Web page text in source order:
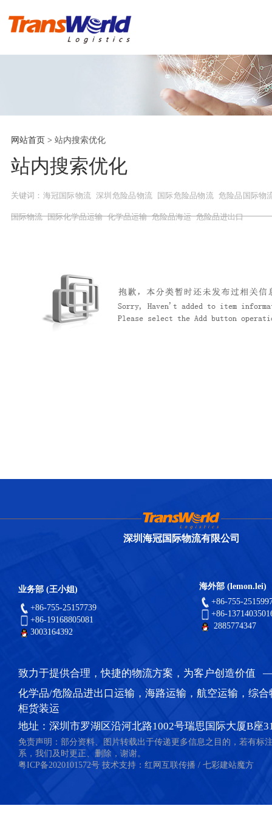
首 页
危险品物流
进出口报关
新闻资讯
联系我们
网站首页 > 站内搜索优化
站内搜索优化
关键词： 海冠国际物流 深圳危险品物流 国际危险品物流 危险品国际物
国际物流 国际化学品运输 化学品运输 危险品海运 危险品进出口
深圳海冠国际物流有限公司
海外部 (lemon.lei)
+86-755-
+86-
2885774347
业务部 (王小姐)
+86-755-25157739
+86-19168805081
3003164392
致力于提供合理，快捷的物流方案，为客户创造
化学品/危险品进出口运输，海路运输，航空运输，综
柜货装运
地址：深圳市罗湖区沿河北路1002号瑞思国际大厦B座
免责声明：部分资料、图片转载出于传递更多信息之目的，若有标
系，我们及时更正、删除，谢谢。
粤ICP备2020101572号技术支持： 红网互联传播 / 七彩建站魔方